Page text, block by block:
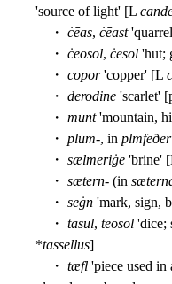
'source of light' [L
・ ċēas, ċēast
・ ċeosol, ċesol 'hut;
・ copor'copper' [L
・ derodine 'scarlet'
・ munt'mountain,
・ plūm-, in plmfeðer
・ sælmeriġe 'brine'
・ sætern- (in
・ seġn 'mark, sign,
・ tasul, teosol 'dice;
*tassellus]
・ tæfl 'piece used in